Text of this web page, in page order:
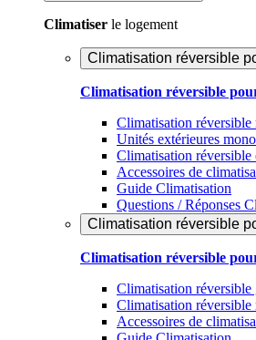
Climatiser le logement
Climatisation réversible
Climatisation réversible
Climatisation réversible
Unités extérieures
Climatisation réversible
Accessoires de
Guide Climatisation
Questions / Réponses
Climatisation réversible
Climatisation réversible
Climatisation réversible
Climatisation
Accessoires de